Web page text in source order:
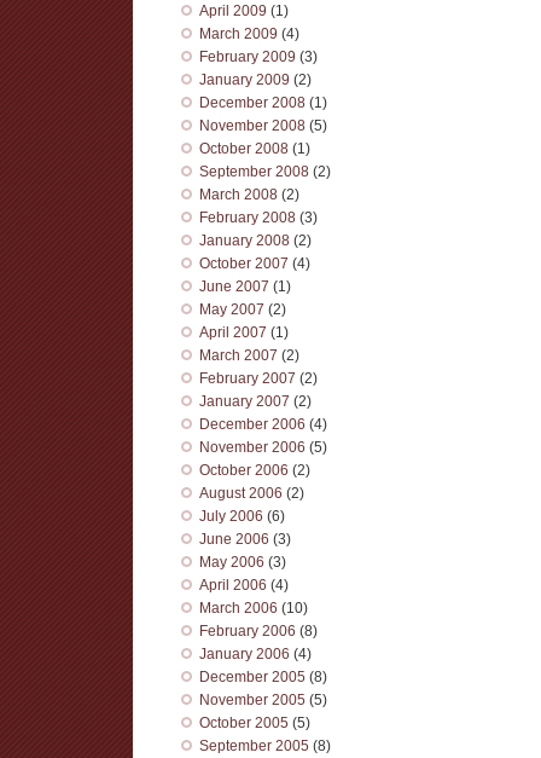
April 2009 (1)
March 2009 (4)
February 2009 (3)
January 2009 (2)
December 2008 (1)
November 2008 (5)
October 2008 (1)
September 2008 (2)
March 2008 (2)
February 2008 (3)
January 2008 (2)
October 2007 (4)
June 2007 (1)
May 2007 (2)
April 2007 (1)
March 2007 (2)
February 2007 (2)
January 2007 (2)
December 2006 (4)
November 2006 (5)
October 2006 (2)
August 2006 (2)
July 2006 (6)
June 2006 (3)
May 2006 (3)
April 2006 (4)
March 2006 (10)
February 2006 (8)
January 2006 (4)
December 2005 (8)
November 2005 (5)
October 2005 (5)
September 2005 (8)